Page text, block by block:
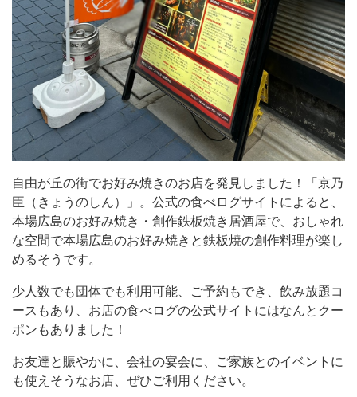
店
を
発
見
し
ま
た！
「京
乃
臣
（き
ょ
う
の
し
自由が丘の街でお好み焼きのお店を発見しました！「京乃
臣（きょうのしん）」。公式の食べログサイトによると、
本場広島のお好み焼き・創作鉄板焼き居酒屋で、おしゃれ
な空間で本場広島のお好み焼きと鉄板焼の創作料理が楽し
めるそうです。
少人数でも団体でも利用可能、ご予約もでき、飲み放題コ
ースもあり、お店の食べログの公式サイトにはなんとクー
ポンもありました！
お友達と賑やかに、会社の宴会に、ご家族とのイベントに
も使えそうなお店、ぜひご利用ください。